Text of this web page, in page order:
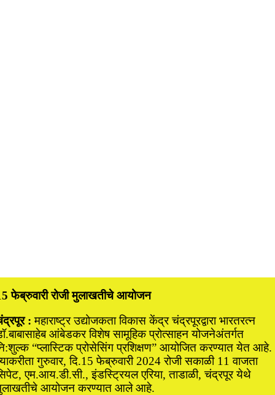
फेब्रुवारी रोजी मुलाखतीचे आयोजन
:महाराष्ट्र उद्योजकता विकास केंद्र चंद्रपूरद्वारा भारतरत्न
आंबेडकर विशेष सामूहिक प्रोत्साहन योजनेअंतर्गत
“प्लास्टिक प्रोसेसिंग प्रशिक्षण” आयोजित करण्यात येत आहे.
गुरुवार, दि.15 फेब्रुवारी 2024 रोजी सकाळी 11 वाजता
एम.आय.डी.सी., इंडस्ट्रियल एरिया, ताडाळी, चंद्रपूर येथे
आयोजन करण्यात आले आहे.